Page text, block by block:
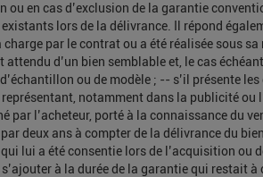
ou en cas d’exclusion de la garantie
lors de la délivrance. Il répond
charge par le contrat ou a été réalisée sous
attendu d’un bien semblable et, le cas
d’échantillon ou de modèle ; -- s’il présente
notamment dans la publicité ou
par l’acheteur, porté à la connaissance du
deux ans à compter de la délivrance du
lui a été consentie lors de l’acquisition ou
à la durée de la garantie qui restait